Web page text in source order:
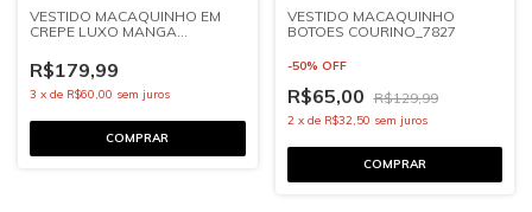
VESTIDO MACAQUINHO EM
CREPE LUXO MANGA
R$179,99
3 x de R$60,00 sem juros
COMPRAR
VESTIDO MACAQUINHO
BOTOES COURINO_7827
-50% OFF
R$65,00 R$129,99
2 x de R$32,50 sem juros
COMPRAR